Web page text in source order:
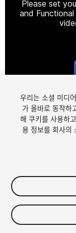
Please set
and
FREE
42viewsin
우리는 소셜 미디
가 올바로 동작하
해 쿠키를 사용하
용 정보를 회사의